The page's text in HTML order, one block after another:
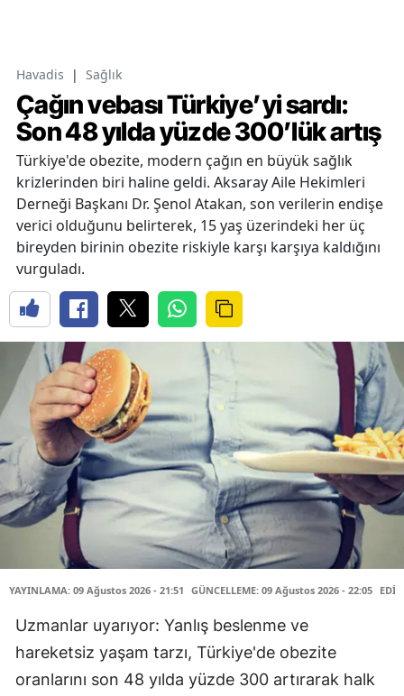
Havadis | Sağlık
Çağın vebası Türkiye’yi sardı:
Son 48 yılda yüzde 300’lük artış
Türkiye'de obezite, modern çağın en büyük sağlık
krizlerinden biri haline geldi. Aksaray Aile Hekimleri
Derneği Başkanı Dr. Şenol Atakan, son verilerin endişe
verici olduğunu belirterek, 15 yaş üzerindeki her üç
bireyden birinin obezite riskiyle karşı karşıya kaldığını
vurguladı.
YAYINLAMA: 09 Ağustos 2026 - 21:51 GÜNCELLEME: 09 Ağustos 2026 - 22:05
Uzmanlar uyarıyor: Yanlış beslenme ve
hareketsiz yaşam tarzı, Türkiye'de obezite
oranlarını son 48 yılda yüzde 300 artırarak halk